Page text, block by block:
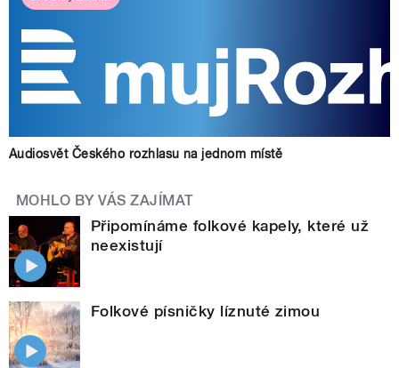
Audiosvět Českého rozhlasu na jednom místě
MOHLO BY VÁS ZAJÍMAT
Připomínáme folkové kapely, které už
neexistují
Folkové písničky líznuté zimou